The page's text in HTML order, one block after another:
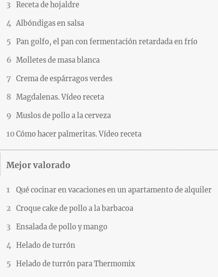
Receta de hojaldre
Albóndigas en salsa
Pan golfo, el pan con fermentación retardada en frío
Molletes de masa blanca
Crema de espárragos verdes
Magdalenas. Vídeo receta
Muslos de pollo a la cerveza
Cómo hacer palmeritas. Vídeo receta
Mejor valorado
Qué cocinar en vacaciones en un apartamento de alquiler
Croque cake de pollo a la barbacoa
Ensalada de pollo y mango
Helado de turrón
Helado de turrón para Thermomix